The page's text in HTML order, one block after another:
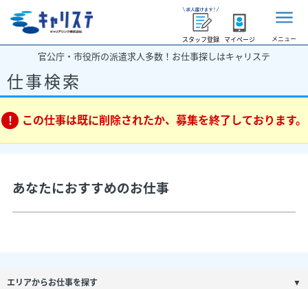
スタッフ登録 マイページ メニュー
官公庁・市役所の派遣求人多数！お仕事探しはキャリステ
仕事検索
この仕事は既に削除されたか、募集を終了しております。
あなたにおすすめのお仕事
エリアからお仕事を探す ▼